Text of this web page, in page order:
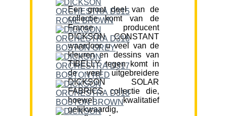
Een groot deel van de
collectie komt van de
Franse producent
DICKSON CONSTANT
waardoor u veel van de
kleuren en dessins van
TIBELLY tegen komt in
de veel uitgebreidere
DICKSON SOLAR
FABRICS collectie die,
hoewel kwalitatief
gelijkwaardig,